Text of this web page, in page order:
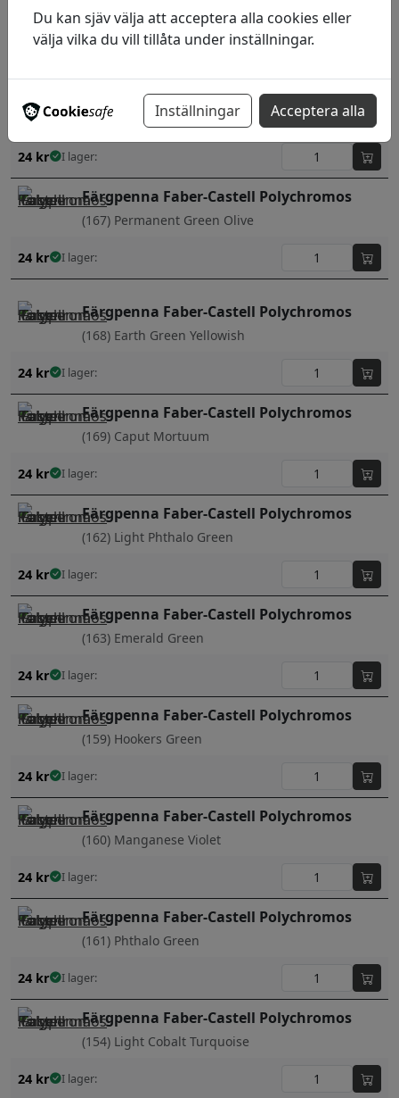
(165) Juniper Green
Färgpenna Faber-Castell Polychromos
(166) Grass Green
24 kr I lager:
Färgpenna Faber-Castell Polychromos
(167) Permanent Green Olive
24 kr I lager:
Färgpenna Faber-Castell Polychromos
(168) Earth Green Yellowish
24 kr I lager:
Färgpenna Faber-Castell Polychromos
(169) Caput Mortuum
24 kr I lager:
Färgpenna Faber-Castell Polychromos
(162) Light Phthalo Green
24 kr I lager:
Färgpenna Faber-Castell Polychromos
(163) Emerald Green
24 kr I lager:
Färgpenna Faber-Castell Polychromos
(159) Hookers Green
24 kr I lager:
Färgpenna Faber-Castell Polychromos
(160) Manganese Violet
24 kr I lager:
Färgpenna Faber-Castell Polychromos
(161) Phthalo Green
24 kr I lager:
Färgpenna Faber-Castell Polychromos
(154) Light Cobalt Turquoise
24 kr I lager:
Du kan sjäv välja att acceptera alla cookies eller
välja vilka du vill tillåta under inställningar.
Inställningar Acceptera alla